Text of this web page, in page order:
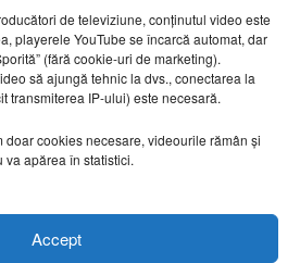
de televiziune, conținutul video este
playerele YouTube se încarcă automat, dar
(fără cookie-uri de marketing).
să ajungă tehnic la dvs., conectarea la
transmiterea IP-ului) este necesară.
doar cookies necesare, videourile rămân și
apărea în statistici.
Accept
OPINII & ANALIZE
43
recomandate
cabane moderne
care